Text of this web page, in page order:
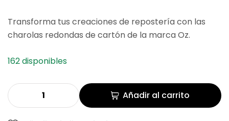
Transforma tus creaciones de repostería con las
charolas redondas de cartón de la marca Oz.
162 disponibles
Añadir al carrito